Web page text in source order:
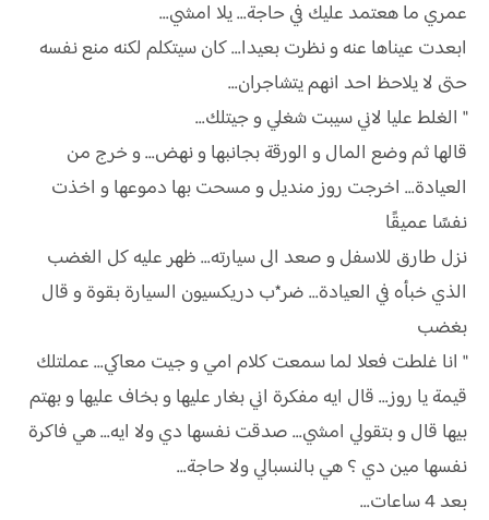
عمري ما هعتمد عليك في حاجة... يلا امشي...
ابعدت عيناها عنه و نظرت بعيدا... كان سيتكلم لكنه منع نفسه
حتى لا يلاحظ احد انهم يتشاجران...
" الغلط عليا لاني سيبت شغلي و جيتلك...
قالها ثم وضع المال و الورقة بجانبها و نهض... و خرج من
العيادة... اخرجت روز منديل و مسحت بها دموعها و اخذت
نفسًا عميقًا
نزل طارق للاسفل و صعد الى سيارته... ظهر عليه كل الغضب
الذي خبأه في العيادة... ضر*ب دريكسيون السيارة بقوة و قال
بغضب
" انا غلطت فعلا لما سمعت كلام امي و جيت معاكي... عملتلك
قيمة يا روز... قال ايه مفكرة اني بغار عليها و بخاف عليها و بهتم
بيها قال و بتقولي امشي... صدقت نفسها دي ولا ايه... هي فاكرة
نفسها مين دي ؟ هي بالنسبالي ولا حاجة...
بعد 4 ساعات...